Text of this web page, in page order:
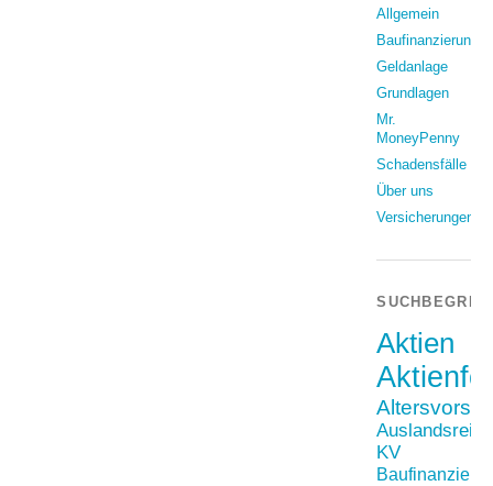
Allgemein
Baufinanzierung
Geldanlage
Grundlagen
Mr.
MoneyPenny
Schadensfälle
Über uns
Versicherungen
Aktien
Auslandsreise
KV